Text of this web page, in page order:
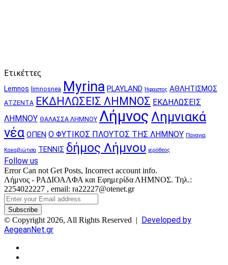
Ετικέττες
Lemnos limnosnea Myrina PLAYLAND Ήφαιστος ΑΘΛΗΤΙΣΜΟΣ
ΑΤΖΕΝΤΑ ΕΚΔΗΛΩΣΕΙΣ ΛΗΜΝΟΣ ΕΚΔΗΛΩΣΕΙΣ
ΛΗΜΝΟΥ ΘΑΛΑΣΣΑ ΛΗΜΝΟΥ Λήμνος Λημνιακά
νέα ΟΠΕΝ Ο ΦΥΤΙΚΟΣ ΠΛΟΥΤΟΣ ΤΗΣ ΛΗΜΝΟΥ Παναγια
Κακαβιώτισα ΤΕΝΝΙΣ δήμος Λήμνου ιερόθεος
Follow us
Error Can not Get Posts, Incorrect account info.
Λήμνος - ΡΑΔΙΟΑΛΦΑ και Εφημερίδα ΛΗΜΝΟΣ. Τηλ.:
2254022227 , email: ra22227@otenet.gr
Enter
your
Email
address
© Copyright 2026, All Rights Reserved | Developed by
AegeanNet.gr